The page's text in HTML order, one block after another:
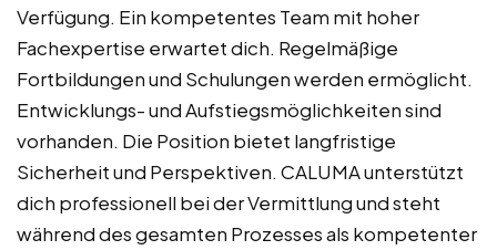
Verfügung. Ein kompetentes Team mit hoher
Fachexpertise erwartet dich. Regelmäßige
Fortbildungen und Schulungen werden ermöglicht.
Entwicklungs- und Aufstiegsmöglichkeiten sind
vorhanden. Die Position bietet langfristige
Sicherheit und Perspektiven. CALUMA unterstützt
dich professionell bei der Vermittlung und steht
während des gesamten Prozesses als kompetenter